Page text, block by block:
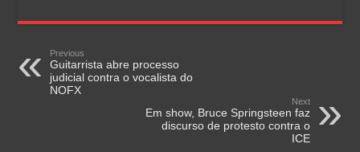
Previous
Guitarrista abre processo
judicial contra o vocalista do
NOFX
Next
Em show, Bruce Springsteen faz
discurso de protesto contra o
ICE